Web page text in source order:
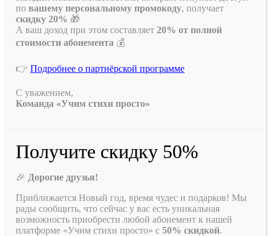
по вашему персональному промокоду, получает
скидку 20% 🎁
А ваш доход при этом составляет 20% от полной
стоимости абонемента 💰
👉 Подробнее о партнёрской программе
С уважением,
Команда «Учим стихи просто»
Получите скидку 50%
🎉 Дорогие друзья!
Приближается Новый год, время чудес и подарков! Мы
рады сообщить, что сейчас у вас есть уникальная
возможность приобрести любой абонемент к нашей
платформе «Учим стихи просто» с 50% скидкой.